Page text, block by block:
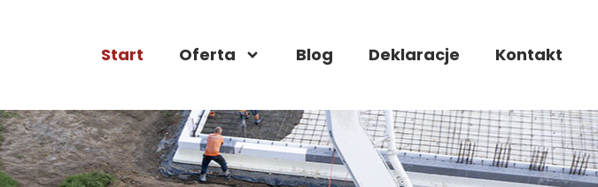
Start Oferta Blog Deklaracje Kontakt